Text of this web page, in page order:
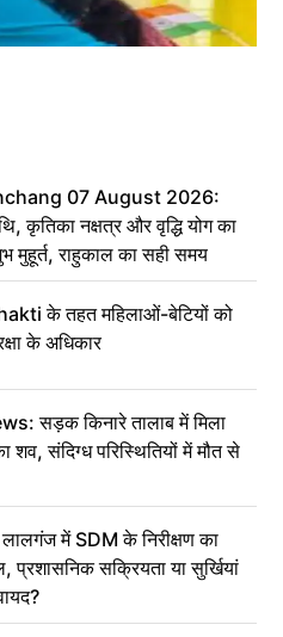
07 August 2026:
कृतिका नक्षत्र और वृद्धि योग का
मुहूर्त, राहुकाल का सही समय
के तहत महिलाओं-बेटियों को
के अधिकार
सड़क किनारे तालाब में मिला
शव, संदिग्ध परिस्थितियों में मौत से
में SDM के निरीक्षण का
प्रशासनिक सक्रियता या सुर्खियां